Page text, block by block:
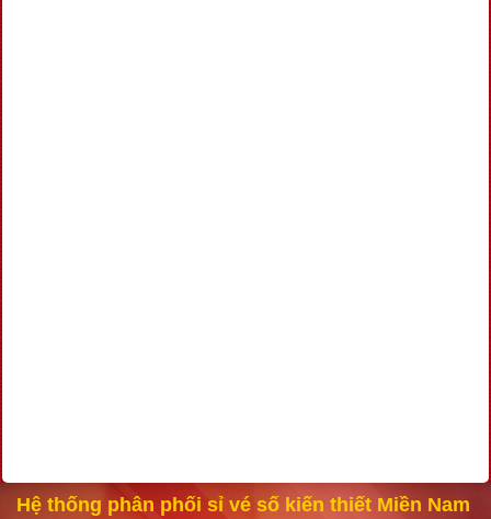
Hệ thống phân phối sỉ vé số kiến thiết Miền Nam